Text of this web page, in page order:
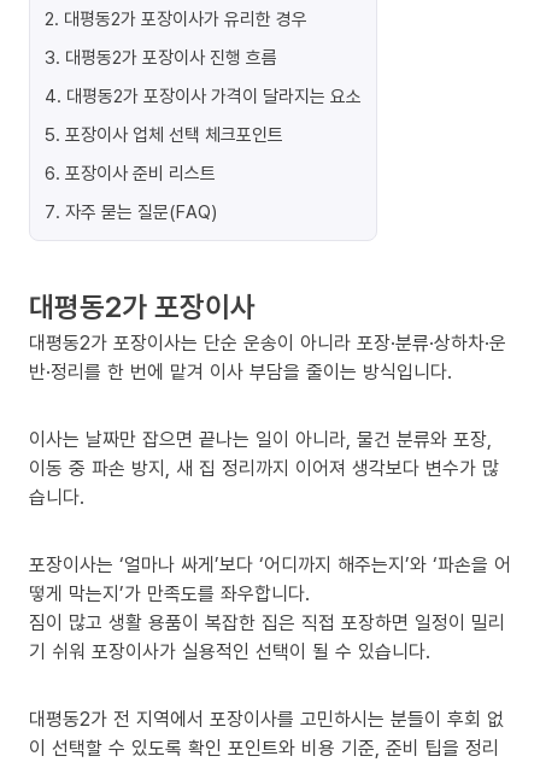
2. 대평동2가 포장이사가 유리한 경우
3. 대평동2가 포장이사 진행 흐름
4. 대평동2가 포장이사 가격이 달라지는 요소
5. 포장이사 업체 선택 체크포인트
6. 포장이사 준비 리스트
7. 자주 묻는 질문(FAQ)
대평동2가 포장이사
대평동2가 포장이사는 단순 운송이 아니라 포장·분류·상하차·운
반·정리를 한 번에 맡겨 이사 부담을 줄이는 방식입니다.
이사는 날짜만 잡으면 끝나는 일이 아니라, 물건 분류와 포장,
이동 중 파손 방지, 새 집 정리까지 이어져 생각보다 변수가 많
습니다.
포장이사는 ‘얼마나 싸게’보다 ‘어디까지 해주는지’와 ‘파손을 어
떻게 막는지’가 만족도를 좌우합니다.
짐이 많고 생활 용품이 복잡한 집은 직접 포장하면 일정이 밀리
기 쉬워 포장이사가 실용적인 선택이 될 수 있습니다.
대평동2가 전 지역에서 포장이사를 고민하시는 분들이 후회 없
이 선택할 수 있도록 확인 포인트와 비용 기준, 준비 팁을 정리